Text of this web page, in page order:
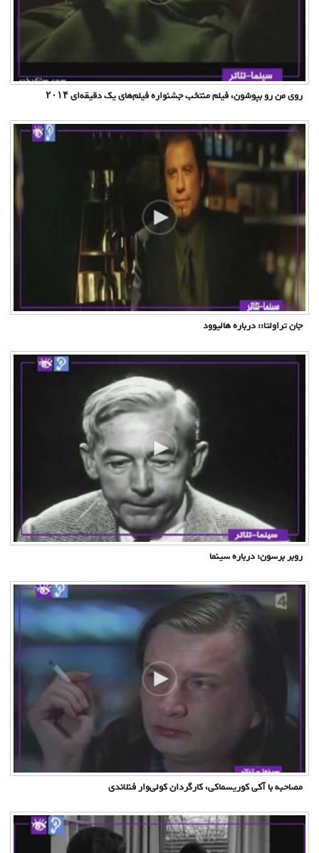
روی من رو بپوشون، فیلم منتخب جشنواره فیلم‌های یک دقیقه‌ای ۲۰۱۴
جان تراولتا:: درباره هالیوود
روبر برسون: درباره سینما
مصاحبه با آکی کوریسماکی، کارگردان کولی‌وار فنلاندی